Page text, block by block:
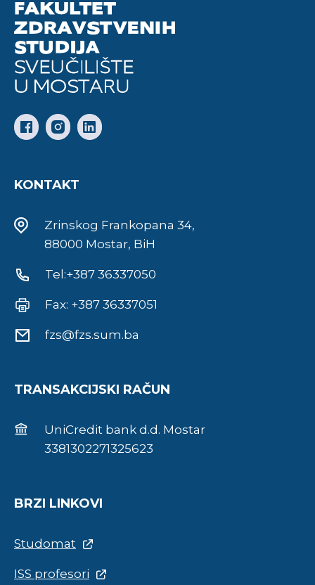
KONTAKT
Zrinskog Frankopana 34,
88000 Mostar, BiH
Tel:+387 36337050
Fax: +387 36337051
fzs@fzs.sum.ba
TRANSAKCIJSKI RAČUN
UniCredit bank d.d. Mostar
3381302271325623
BRZI LINKOVI
Studomat
ISS profesori